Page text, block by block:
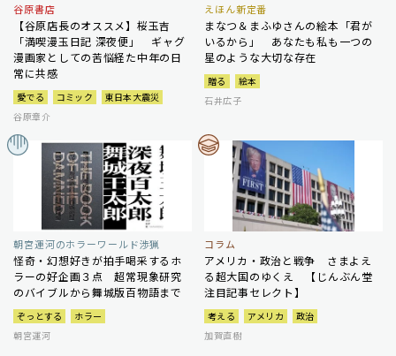
谷原書店
【谷原店長のオススメ】桜玉吉
「満喫漫玉日記 深夜便」 ギャグ
漫画家としての苦悩経た中年の日
常に共感
愛でる コミック
東日本大震災
谷原章介
えほん新定番
まなつ＆まふゆさんの絵本「君が
いるから」 あなたも私も一つの
星のような大切な存在
贈る
絵本
石井広子
朝宮運河のホラーワールド渉猟
怪奇・幻想好きが拍手喝采するホ
ラーの好企画３点 超常現象研究
のバイブルから舞城版百物語まで
ぞっとする
ホラー
朝宮運河
コラム
アメリカ・政治と戦争 さまよえ
る超大国のゆくえ 【じんぶん堂
注目記事セレクト】
考える アメリカ
政治
加賀直樹